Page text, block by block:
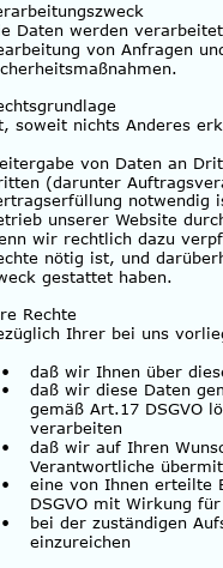
Daten werden
von Anfragen
soweit nichts Anderes
von Daten an
(darunter
notwendig
unserer Website
wir rechtlich dazu
nötig ist, und
gestattet haben.
Rechte
Ihrer bei uns
•
daß wir Ihnen über
•
daß wir diese Daten
gemäß Art.17 DSGVO
verarbeiten
•
daß wir auf Ihren
Verantwortliche
•
eine von Ihnen erteilte
DSGVO mit Wirkung
•
bei der zuständigen
einzureichen